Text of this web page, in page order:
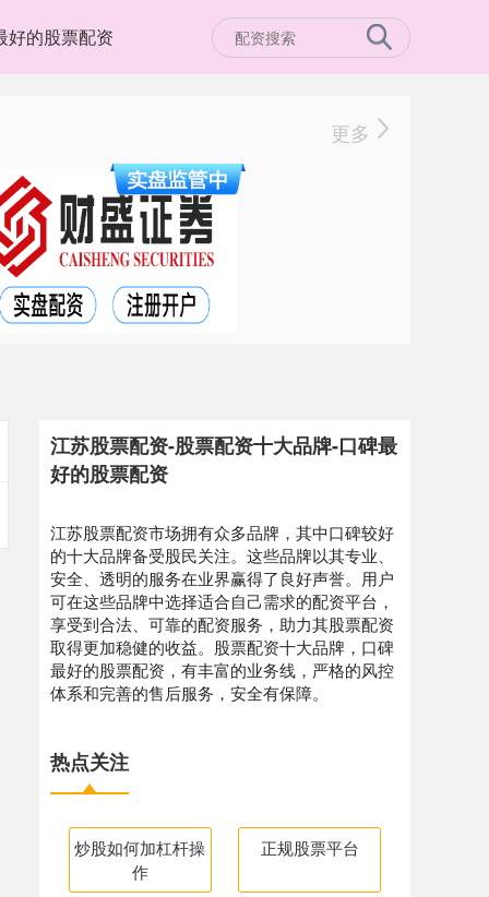
好的股票配资
更多
江苏股票配资-股票配资十大品牌-口碑最
好的股票配资
江苏股票配资市场拥有众多品牌，其中口碑较好
的十大品牌备受股民关注。这些品牌以其专业、
安全、透明的服务在业界赢得了良好声誉。用户
可在这些品牌中选择适合自己需求的配资平台，
享受到合法、可靠的配资服务，助力其股票配资
取得更加稳健的收益。股票配资十大品牌，口碑
最好的股票配资，有丰富的业务线，严格的风控
体系和完善的售后服务，安全有保障。
热点关注
炒股如何加杠杆操
作
正规股票平台